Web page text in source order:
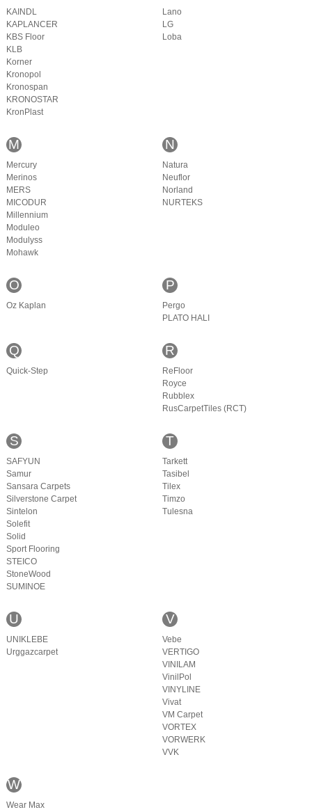
KAINDL
KAPLANCER
KBS Floor
KLB
Korner
Kronopol
Kronospan
KRONOSTAR
KronPlast
Lano
LG
Loba
M
Mercury
Merinos
MERS
MICODUR
Millennium
Moduleo
Modulyss
Mohawk
N
Natura
Neuflor
Norland
NURTEKS
O
Oz Kaplan
P
Pergo
PLATO HALI
Q
Quick-Step
R
ReFloor
Royce
Rubblex
RusCarpetTiles (RCT)
S
SAFYUN
Samur
Sansara Carpets
Silverstone Carpet
Sintelon
Solefit
Solid
Sport Flooring
STEICO
StoneWood
SUMINOE
T
Tarkett
Tasibel
Tilex
Timzo
Tulesna
U
UNIKLEBE
Urggazcarpet
V
Vebe
VERTIGO
VINILAM
VinilPol
VINYLINE
Vivat
VM Carpet
VORTEX
VORWERK
VVK
W
Wear Max